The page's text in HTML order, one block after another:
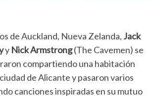
de Auckland, Nueva Zelanda, Jack
y Nick Armstrong(The Cavemen) se
compartiendo una habitación
de Alicante y pasaron varios
canciones inspiradas en su mutuo